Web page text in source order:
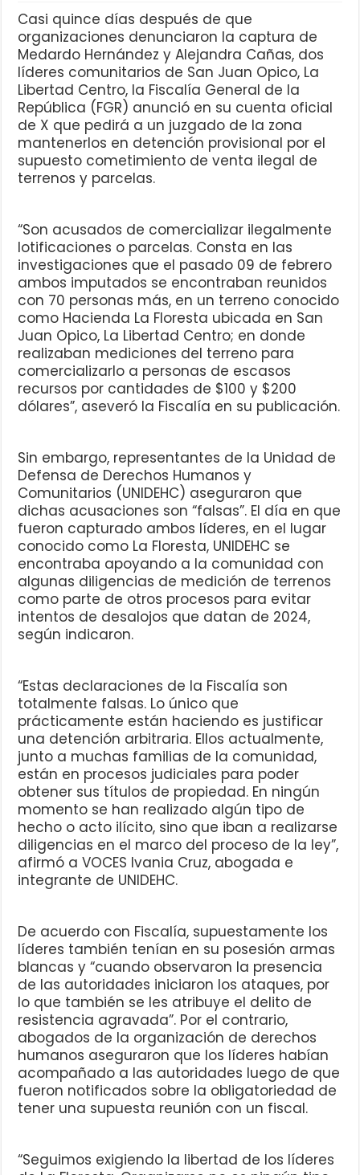
Casi quince días después de que
organizaciones denunciaron la captura de
Medardo Hernández y Alejandra Cañas, dos
líderes comunitarios de San Juan Opico, La
Libertad Centro, la Fiscalía General de la
República (FGR) anunció en su cuenta oficial
de X que pedirá a un juzgado de la zona
mantenerlos en detención provisional por el
supuesto cometimiento de venta ilegal de
terrenos y parcelas.
“Son acusados de comercializar ilegalmente
lotificaciones o parcelas. Consta en las
investigaciones que el pasado 09 de febrero
ambos imputados se encontraban reunidos
con 70 personas más, en un terreno conocido
como Hacienda La Floresta ubicada en San
Juan Opico, La Libertad Centro; en donde
realizaban mediciones del terreno para
comercializarlo a personas de escasos
recursos por cantidades de $100 y $200
dólares”, aseveró la Fiscalía en su publicación.
Sin embargo, representantes de la Unidad de
Defensa de Derechos Humanos y
Comunitarios (UNIDEHC) aseguraron que
dichas acusaciones son “falsas”. El día en que
fueron capturado ambos líderes, en el lugar
conocido como La Floresta, UNIDEHC se
encontraba apoyando a la comunidad con
algunas diligencias de medición de terrenos
como parte de otros procesos para evitar
intentos de desalojos que datan de 2024,
según indicaron.
“Estas declaraciones de la Fiscalía son
totalmente falsas. Lo único que
prácticamente están haciendo es justificar
una detención arbitraria. Ellos actualmente,
junto a muchas familias de la comunidad,
están en procesos judiciales para poder
obtener sus títulos de propiedad. En ningún
momento se han realizado algún tipo de
hecho o acto ilícito, sino que iban a realizarse
diligencias en el marco del proceso de la ley”,
afirmó a VOCES Ivania Cruz, abogada e
integrante de UNIDEHC.
De acuerdo con Fiscalía, supuestamente los
líderes también tenían en su posesión armas
blancas y “cuando observaron la presencia
de las autoridades iniciaron los ataques, por
lo que también se les atribuye el delito de
resistencia agravada”. Por el contrario,
abogados de la organización de derechos
humanos aseguraron que los líderes habían
acompañado a las autoridades luego de que
fueron notificados sobre la obligatoriedad de
tener una supuesta reunión con un fiscal.
“Seguimos exigiendo la libertad de los líderes